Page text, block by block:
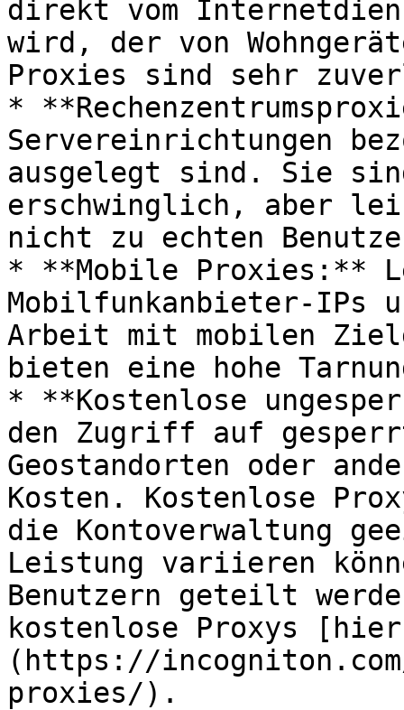
direkt vom
wird, der von
Proxies sind sehr
*
Servereinrichtungen
ausgelegt sind. Sie
erschwinglich, aber
nicht zu echten
* **Mobile Proxies:**
Mobilfunkanbieter-IPs
Arbeit mit mobilen
bieten eine hohe
* **Kostenlose
den Zugriff auf
Geostandorten oder
Kosten. Kostenlose
die Kontoverwaltung
Leistung variieren
Benutzern geteilt
kostenlose Proxys
(https://
proxies/).